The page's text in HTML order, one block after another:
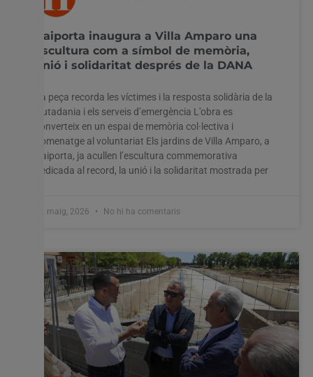
Paiporta inaugura a Villa Amparo una
escultura com a símbol de memòria,
unió i solidaritat després de la DANA
La peça recorda les víctimes i la resposta solidària de la
ciutadania i els serveis d’emergència L’obra es
converteix en un espai de memòria col·lectiva i
homenatge al voluntariat Els jardins de Villa Amparo, a
Paiporta, ja acullen l’escultura commemorativa
dedicada al record, la unió i la solidaritat mostrada per
26 maig, 2026 No hi ha comentaris